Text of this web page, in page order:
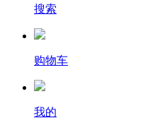
搜索
购物车
我的